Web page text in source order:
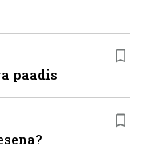
paadis